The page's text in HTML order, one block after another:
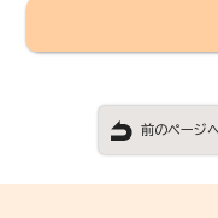
前のページ